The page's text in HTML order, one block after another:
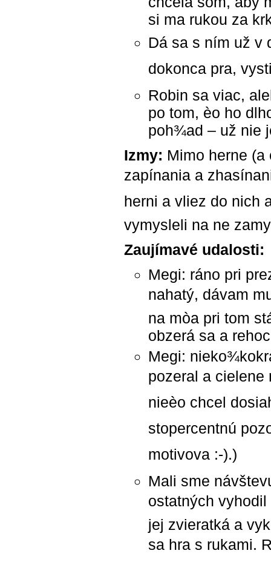
si ma rukou za
Dá sa s ním už v
dokonca pra,
Robin sa viac,
po tom, èo ho
poh¾ad – už nie
Izmy: Mimo herne
zapínania a
herni a vliez do
vymysleli na ne
Zaujímavé udalosti:
Megi: ráno pri
nahatý, dávam
na mòa pri tom
obzerá sa a
Megi:
pozeral a cielene
nieèo chcel
stopercentnú
motivova :-).)
Mali sme
ostatných vyhodil
jej zvieratká a
sa hra s rukami.